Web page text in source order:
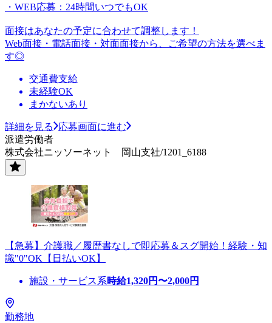
・WEB応募：24時間いつでもOK
面接はあなたの予定に合わせて調整します！
Web面接・電話面接・対面面接から、ご希望の方法を選べま
す◎
交通費支給
未経験OK
まかないあり
詳細を見る
応募画面に進む
派遣労働者
株式会社ニッソーネット 岡山支社/1201_6188
【急募】介護職／履歴書なしで即応募＆スグ開始！経験・知
識"0"OK【日払いOK】
施設・サービス系時給1,320円〜2,000円
勤務地